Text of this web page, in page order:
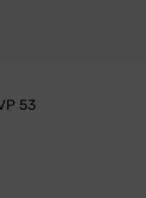
53